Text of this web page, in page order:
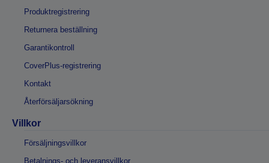
Produktregistrering
Returnera beställning
Garantikontroll
CoverPlus-registrering
Kontakt
Återförsäljarsökning
Villkor
Försäljningsvillkor
Betalnings- och leveransvillkor